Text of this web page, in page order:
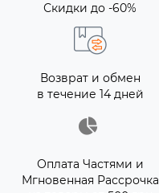
Скидки до -60%
Возврат и обмен
в течение 14 дней
Оплата Частями и
Мгновенная Рассрочка